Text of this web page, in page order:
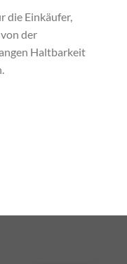
die Einkäufer,
der
Haltbarkeit